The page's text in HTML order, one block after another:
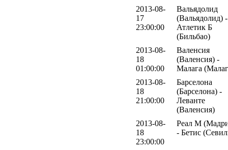
2013-08-
17
23:00:00
Вальядолид
(Вальядолид) -
Атлетик Б
(Бильбао)
2013-08-
18
01:00:00
Валенсия
(Валенсия) -
Малага
2013-08-
18
21:00:00
Барселона
(Барселона) -
Леванте
(Валенсия)
2013-08-
18
23:00:00
Реал М
- Бетис